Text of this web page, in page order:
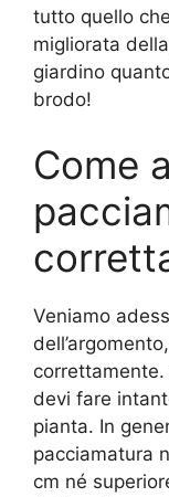
tutto quello
migliorata
giardino
brodo!
Come
Veniamo
correttamente.
devi fare
pianta. In
pacciamatura
cm né